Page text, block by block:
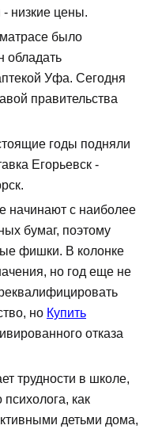
низкие цены.
было
обладать
Уфа. Сегодня
правительства
годы подняли
Егорьевск -
начинают с наиболее
бумаг, поэтому
фишки. В колонке
но год еще не
но Купить
отказа
трудности в школе,
психолога, как
детьми дома,